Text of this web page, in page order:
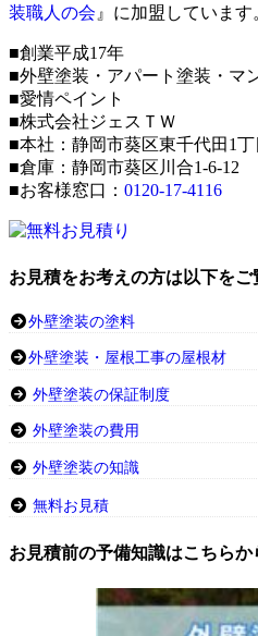
装職人の会 』に加盟しています
■創業平成17年
■外壁塗装・アパート塗装・マ
■愛情ペイント
■株式会社ジェスＴＷ
■本社：静岡市葵区東千代田1丁
■倉庫：静岡市葵区川合1-6-12
■お客様窓口： 0120-17-4116
お見積をお考えの方は以下を
外壁塗装の塗料
外壁塗装・屋根工事の屋根材
外壁塗装の保証制度
外壁塗装の費用
外壁塗装の知識
無料お見積
お見積前の予備知識はこちらか